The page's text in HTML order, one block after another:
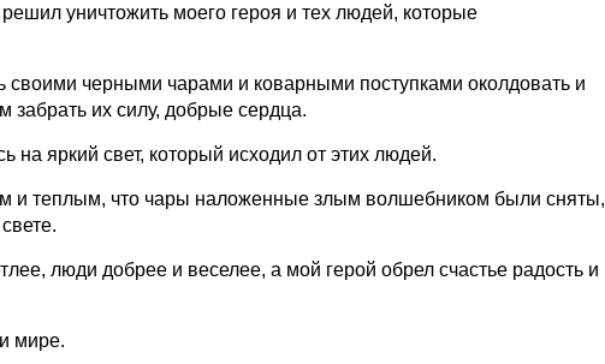
уничтожить моего героя и тех людей, которые
своими черными чарами и коварными поступками околдовать и
забрать их силу, добрые сердца.
на яркий свет, который исходил от этих людей.
и теплым, что чары наложенные злым волшебником были сняты,
люди добрее и веселее, а мой герой обрел счастье радость и
мире.